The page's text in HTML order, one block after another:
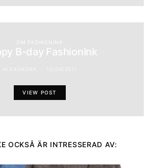
OM FASHIONINK
B-day FashionInk
VIEW POST
OCKSÅ ÄR INTRESSERAD AV: